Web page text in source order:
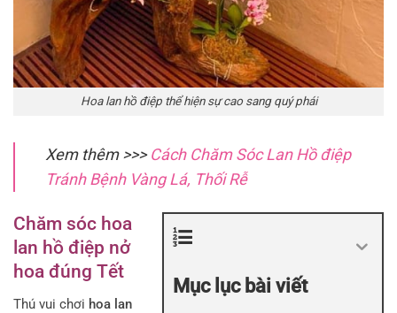
Hoa lan hồ điệp thể hiện sự cao sang quý phái
Xem thêm >>>Cách Chăm Sóc Lan Hồ điệp
Tránh Bệnh Vàng Lá, Thối Rễ
Mục lục bài viết
Chăm sóc hoa
lan hồ điệp nở
hoa đúng Tết
Thú vui chơi hoa lan